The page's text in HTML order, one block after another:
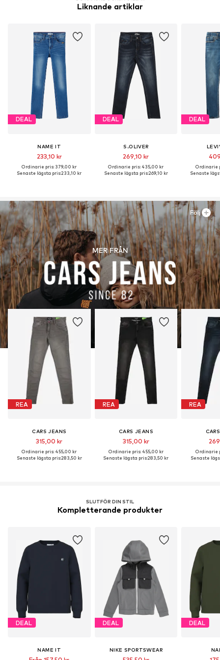
Liknande artiklar
DEAL
NAME IT
233,10 kr
Ordinarie pris: 379,00 kr
Senaste lägsta pris:233,10 kr
DEAL
S.OLIVER
269,10 kr
Ordinarie pris: 435,00 kr
Senaste lägsta pris:269,10 kr
DEAL
Ordinarie
Senaste
MER FRÅN
REA
CARS JEANS
315,00 kr
Ordinarie pris: 455,00 kr
Senaste lägsta pris:283,50 kr
REA
CARS JEANS
315,00 kr
Ordinarie pris: 455,00 kr
Senaste lägsta pris:283,50 kr
REA
Ordinarie
Senaste
Följ
SLUTFÖR DIN STIL
Kompletterande produkter
DEAL
NAME IT
DEAL
NIKE SPORTSWEAR
DEAL